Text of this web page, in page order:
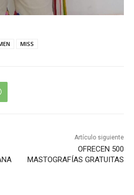
MISS
Artículo siguiente
OFRECEN 500
MASTOGRAFÍAS GRATUITAS